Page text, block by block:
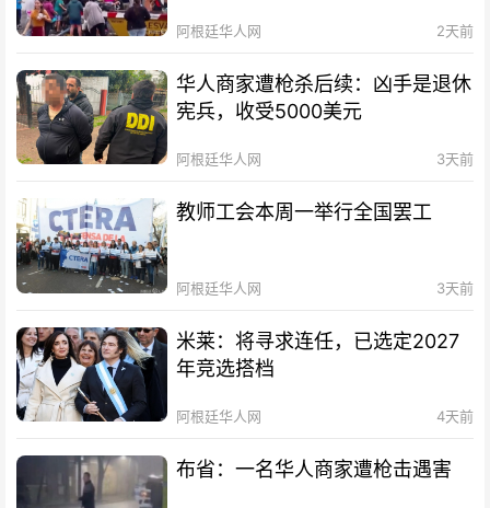
阿根廷华人网 2天前
华人商家遭枪杀后续：凶手是退休
宪兵，收受5000美元
阿根廷华人网 3天前
教师工会本周一举行全国罢工
阿根廷华人网 3天前
米莱：将寻求连任，已选定2027
年竞选搭档
阿根廷华人网 4天前
布省：一名华人商家遭枪击遇害